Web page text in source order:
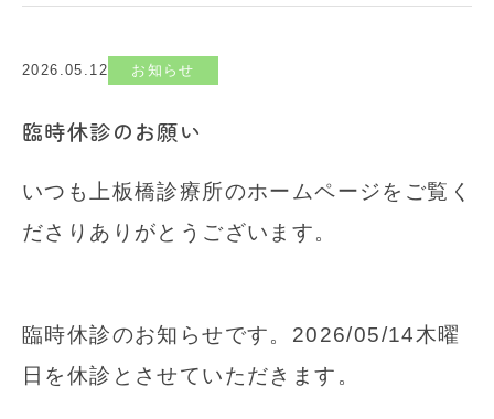
2026.05.12 お知らせ
臨時休診のお願い
いつも上板橋診療所のホームページをご覧く
ださりありがとうございます。
臨時休診のお知らせです。2026/05/14木曜
日を休診とさせていただきます。